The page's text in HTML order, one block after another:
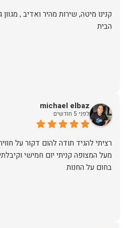
קנינו מיטה, שירות מהיר ואדיב ,
הבית
michael elbaz
לפני 5 חודשים
רציתי להגיד תודה להום דקור על
מעל המצופה קניתי יום חמישי
בחום על החנות